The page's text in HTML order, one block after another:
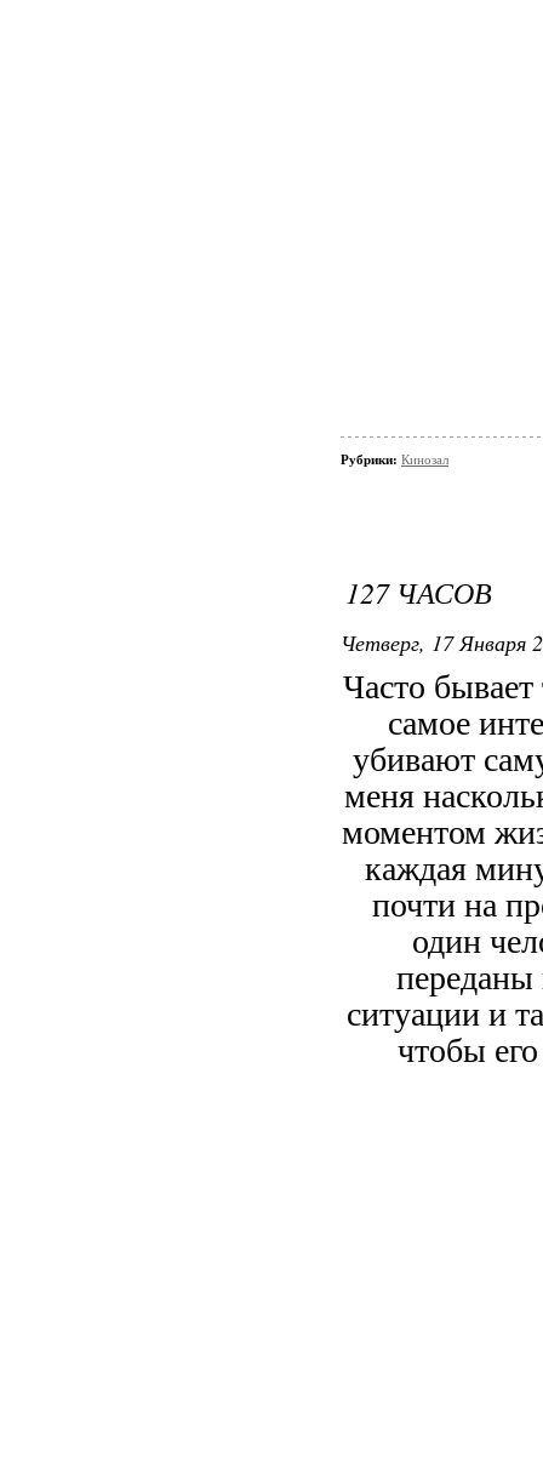
Рубрики: Кинозал
127 ЧАСОВ
Четверг, 17 Января
Часто
самое
убивают
меня
моментом
каждая
почти на
один
переданы
ситуации и
чтобы